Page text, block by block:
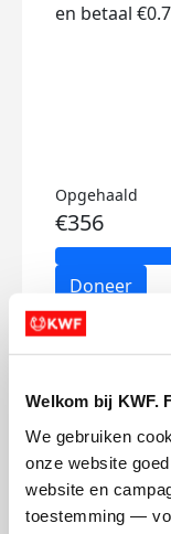
Welkom bij KWF.
We gebruiken
onze website
website en
toestemming —
en betaal
Opgehaald
€356
Doneer